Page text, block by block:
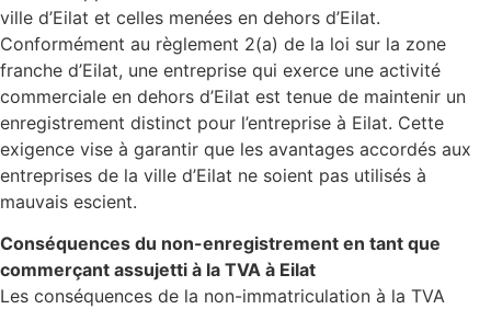
ville d’Eilat et celles menées en dehors d’Eilat.
Conformément au règlement 2(a) de la loi sur la zone
franche d’Eilat, une entreprise qui exerce une activité
commerciale en dehors d’Eilat est tenue de maintenir un
enregistrement distinct pour l’entreprise à Eilat. Cette
exigence vise à garantir que les avantages accordés aux
entreprises de la ville d’Eilat ne soient pas utilisés à
mauvais escient.
Conséquences du non-enregistrement en tant que
commerçant assujetti à la TVA à Eilat
Les conséquences de la non-immatriculation à la TVA